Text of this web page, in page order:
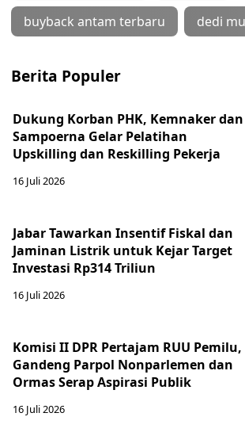
buyback antam terbaru dedi
Berita Populer
Dukung Korban PHK, Kemnaker dan
Sampoerna Gelar Pelatihan
Upskilling dan Reskilling Pekerja
16 Juli 2026
Jabar Tawarkan Insentif Fiskal dan
Jaminan Listrik untuk Kejar Target
Investasi Rp314 Triliun
16 Juli 2026
Komisi II DPR Pertajam RUU Pemilu,
Gandeng Parpol Nonparlemen dan
Ormas Serap Aspirasi Publik
16 Juli 2026